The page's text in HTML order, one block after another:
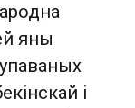
яны
і